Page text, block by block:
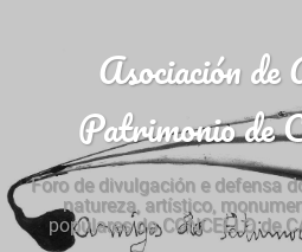
Asociación de
Patrimonio de
Foro de divulgación e defensa
natureza, artístico,
populares do CONCELLO de